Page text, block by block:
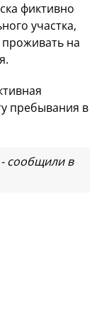
фиктивно
участка,
на
пребывания в
сообщили в